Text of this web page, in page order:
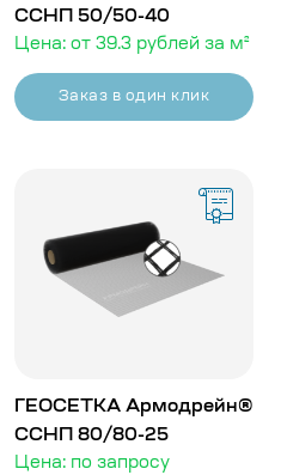
ССНП 50/50-40
Цена: от 39.3 рублей за м²
Заказ в один клик
ГЕОСЕТКА Армодрейн®
ССНП 80/80-25
Цена: по запросу